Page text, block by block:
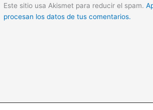
Este sitio usa Akismet para reducir el spam.
procesan los datos de tus comentarios.